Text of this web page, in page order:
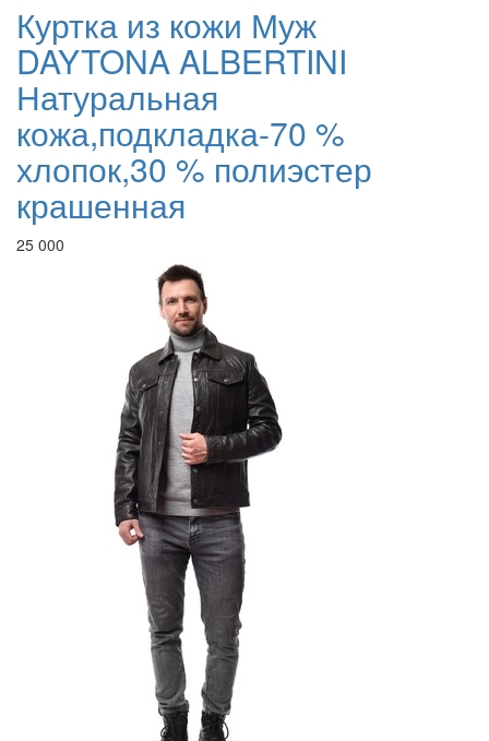
Куртка из кожи Муж
DAYTONA ALBERTINI
Натуральная
кожа,подкладка-70 %
хлопок,30 % полиэстер
крашенная
25 000